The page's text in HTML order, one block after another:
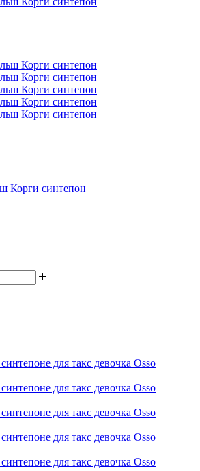
Корги синтепон